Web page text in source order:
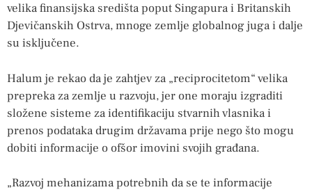
velika finansijska središta poput Singapura i Britanskih
Djevičanskih Ostrva, mnoge zemlje globalnog juga i dalje
su isključene.
Halum je rekao da je zahtjev za „reciprocitetom“ velika
prepreka za zemlje u razvoju, jer one moraju izgraditi
složene sisteme za identifikaciju stvarnih vlasnika i
prenos podataka drugim državama prije nego što mogu
dobiti informacije o ofšor imovini svojih građana.
„Razvoj mehanizama potrebnih da se te informacije